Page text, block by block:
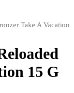
Take A Vacation
15 G